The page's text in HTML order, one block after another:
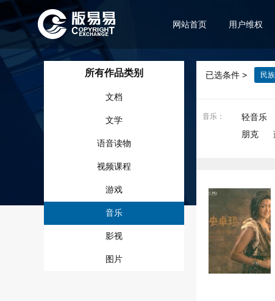
网站首页 用户维权
所有作品类别
文档
文学
语音读物
视频课程
游戏
音乐
影视
图片
已选条件 > 民族
音乐 ： 轻音乐
朋克